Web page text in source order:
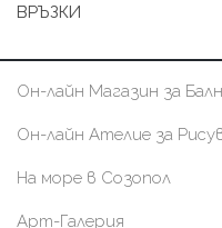
ВРЪЗКИ
Он-лайн Магазин за
Он-лайн Ателие за
На море в Созопол
Арт-Галерия